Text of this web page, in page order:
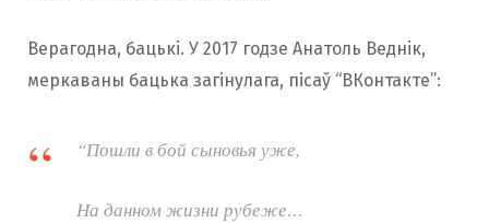
Верагодна, бацькі. У 2017 годзе Анатоль Веднік,
меркаваны бацька загінулага, пісаў “ВКонтакте”:
“Пошли в бой сыновья уже,
На данном жизни рубеже…